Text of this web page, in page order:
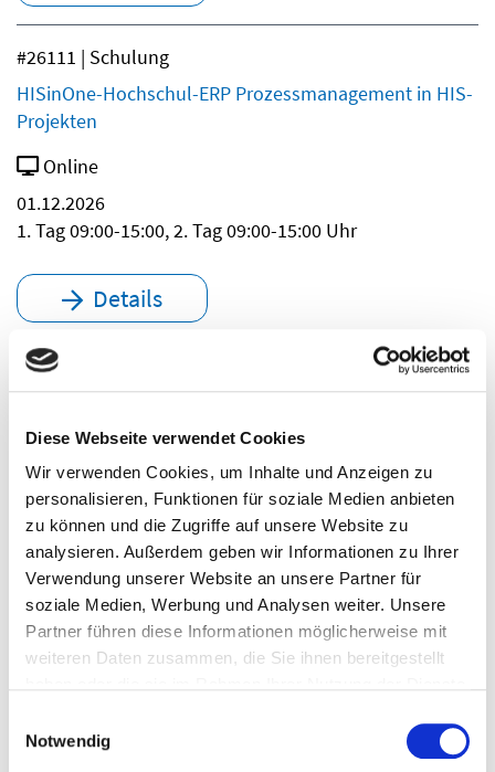
Diese Webseite verwendet Cookies
Wir verwenden Cookies, um Inhalte und Anzeigen zu
personalisieren, Funktionen für soziale Medien anbieten
zu können und die Zugriffe auf unsere Website zu
analysieren. Außerdem geben wir Informationen zu Ihrer
Verwendung unserer Website an unsere Partner für
soziale Medien, Werbung und Analysen weiter. Unsere
Partner führen diese Informationen möglicherweise mit
weiteren Daten zusammen, die Sie ihnen bereitgestellt
Notwendig
#26111 | Schulung
HISinOne-Hochschul-ERP Prozessmanagement in HIS-
Projekten
Online
01.12.2026
1. Tag 09:00-15:00, 2. Tag 09:00-15:00 Uhr
Details
#26135
HISinOne - Theorie und laufender Betrieb
Online
03.12.2026
1. Tag 09:00-13:00 Uhr
Details